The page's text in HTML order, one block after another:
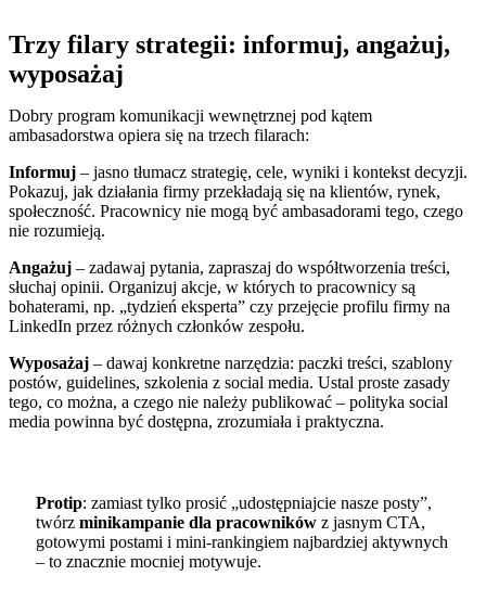
Trzy filary strategii: informuj, angażuj,
wyposażaj
Dobry program komunikacji wewnętrznej pod kątem
ambasadorstwa opiera się na trzech filarach:
Informuj – jasno tłumacz strategię, cele, wyniki i kontekst decyzji.
Pokazuj, jak działania firmy przekładają się na klientów, rynek,
społeczność. Pracownicy nie mogą być ambasadorami tego, czego
nie rozumieją.
Angażuj – zadawaj pytania, zapraszaj do współtworzenia treści,
słuchaj opinii. Organizuj akcje, w których to pracownicy są
bohaterami, np. „tydzień eksperta” czy przejęcie profilu firmy na
LinkedIn przez różnych członków zespołu.
Wyposażaj – dawaj konkretne narzędzia: paczki treści, szablony
postów, guidelines, szkolenia z social media. Ustal proste zasady
tego, co można, a czego nie należy publikować – polityka social
media powinna być dostępna, zrozumiała i praktyczna.
Protip: zamiast tylko prosić „udostępniajcie nasze posty”,
twórz minikampanie dla pracownikówz jasnym CTA,
gotowymi postami i mini-rankingiem najbardziej aktywnych
– to znacznie mocniej motywuje.